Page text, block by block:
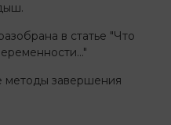
в статье "Что
завершения